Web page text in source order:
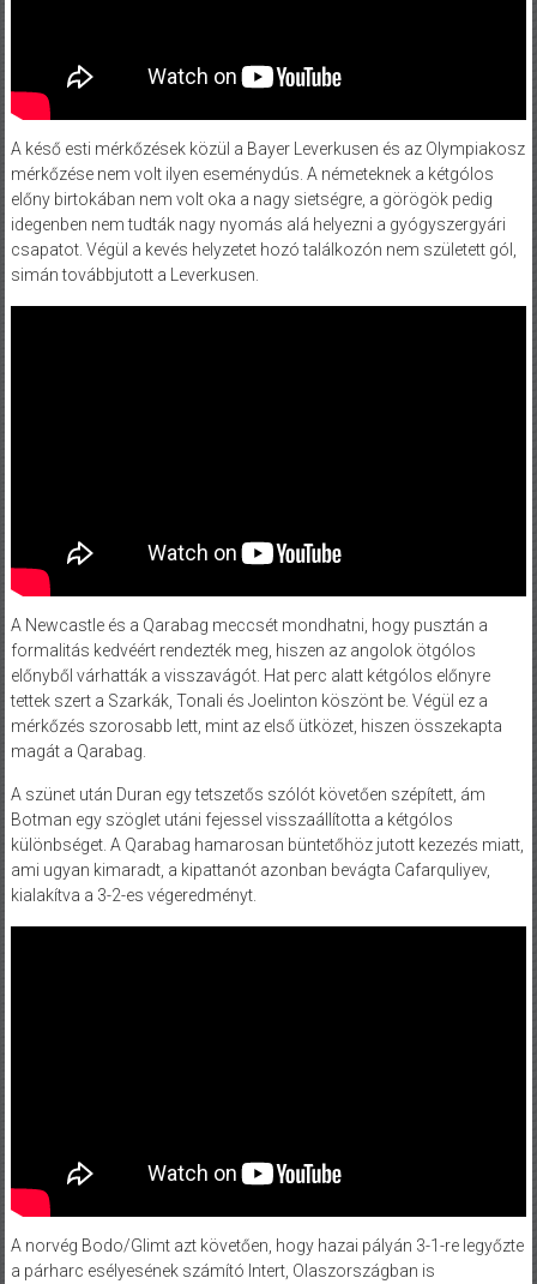
A késő esti mérkőzések közül a Bayer Leverkusen és az Olympiakosz
mérkőzése nem volt ilyen eseménydús. A németeknek a kétgólos
előny birtokában nem volt oka a nagy sietségre, a görögök pedig
idegenben nem tudták nagy nyomás alá helyezni a gyógyszergyári
csapatot. Végül a kevés helyzetet hozó találkozón nem született gól,
simán továbbjutott a Leverkusen.
A Newcastle és a Qarabag meccsét mondhatni, hogy pusztán a
formalitás kedvéért rendezték meg, hiszen az angolok ötgólos
előnyből várhatták a visszavágót. Hat perc alatt kétgólos előnyre
tettek szert a Szarkák, Tonali és Joelinton köszönt be. Végül ez a
mérkőzés szorosabb lett, mint az első ütközet, hiszen összekapta
magát a Qarabag.
A szünet után Duran egy tetszetős szólót követően szépített, ám
Botman egy szöglet utáni fejessel visszaállította a kétgólos
különbséget. A Qarabag hamarosan büntetőhöz jutott kezezés miatt,
ami ugyan kimaradt, a kipattanót azonban bevágta Cafarquliyev,
kialakítva a 3-2-es végeredményt.
A norvég Bodo/Glimt azt követően, hogy hazai pályán 3-1-re legyőzte
a párharc esélyesének számító Intert, Olaszországban is